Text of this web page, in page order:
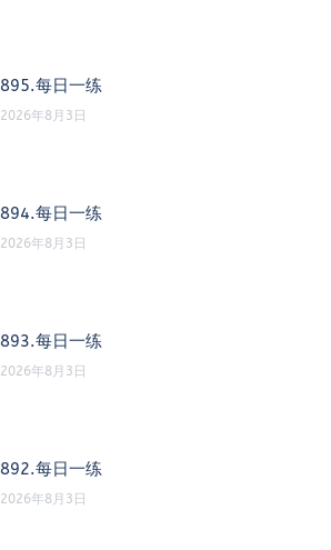
895.每日一练
2026年8月3日
894.每日一练
2026年8月3日
893.每日一练
2026年8月3日
892.每日一练
2026年8月3日